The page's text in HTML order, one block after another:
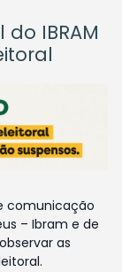
IBRAM
comunicação
– Ibram e de
as